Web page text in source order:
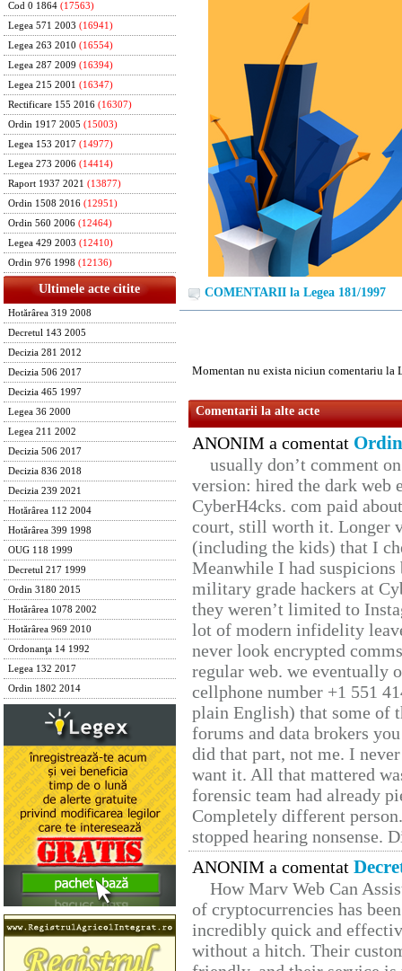
Cod 0 1864 (17563)
Legea 571 2003 (16941)
Legea 263 2010 (16554)
Legea 287 2009 (16394)
Legea 215 2001 (16347)
Rectificare 155 2016 (16307)
Ordin 1917 2005 (15003)
Legea 153 2017 (14977)
Legea 273 2006 (14414)
Raport 1937 2021 (13877)
Ordin 1508 2016 (12951)
Ordin 560 2006 (12464)
Legea 429 2003 (12410)
Ordin 976 1998 (12136)
Ultimele acte citite
Hotărârea 319 2008
Decretul 143 2005
Decizia 281 2012
Decizia 506 2017
Decizia 465 1997
Legea 36 2000
Legea 211 2002
Decizia 506 2017
Decizia 836 2018
Decizia 239 2021
Hotărârea 112 2004
Hotărârea 399 1998
OUG 118 1999
Decretul 217 1999
Ordin 3180 2015
Hotărârea 1078 2002
Hotărârea 969 2010
Ordonanţa 14 1992
Legea 132 2017
Ordin 1802 2014
COMENTARII la Legea 181/1997
Momentan nu exista niciun comentariu la
Comentarii la alte acte
ANONIM a comentat
usually don’t comment
version: hired the dark web
CyberH4cks. com paid
court, still worth it. Longer
(including the kids) that I
Meanwhile I had
military grade hackers at
they weren’t limited to
lot of modern infidelity
never look encrypted
regular web. we eventually
cellphone number +1 551
plain English) that some of
forums and data brokers
did that part, not me. I
want it. All that mattered
forensic team had already
Completely different
stopped hearing nonsense.
ANONIM a comentat
How Marv Web Can
of cryptocurrencies has
incredibly quick and
without a hitch. Their